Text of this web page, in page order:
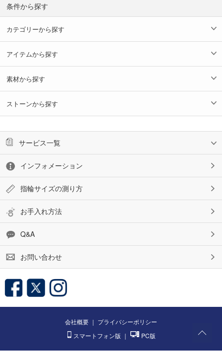
条件から探す
カテゴリーから探す
アイテムから探す
素材から探す
ストーンから探す
サービス一覧
インフォメーション
指輪サイズの測り方
お手入れ方法
Q&A
お問い合わせ
会社概要 ｜ プライバシーポリシー
スマートフォン版 ｜ PC版